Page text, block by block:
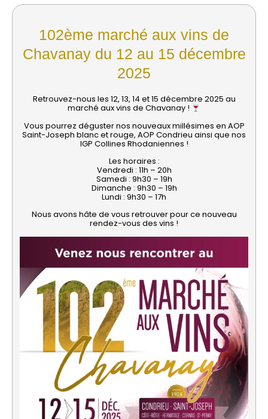
102ème marché aux vins de
Chavanay du 12 au 15 décembre
2025
Retrouvez-nous les 12, 13, 14 et 15 décembre 2025 au
marché aux vins de Chavanay !
Vous pourrez déguster nos nouveaux millésimes en AOP
Saint-Joseph blanc et rouge, AOP Condrieu ainsi que nos
IGP Collines Rhodaniennes !
Les horaires :
Vendredi : 11h – 20h
Samedi : 9h30 – 19h
Dimanche : 9h30 – 19h
Lundi : 9h30 – 17h
Nous avons hâte de vous retrouver pour ce nouveau
rendez-vous des vins !